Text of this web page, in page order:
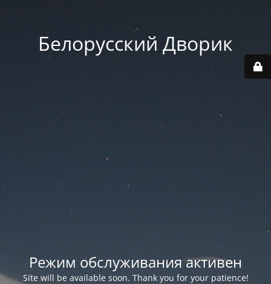
Белорусский Дворик
Режим обслуживания активен
Site will be available soon. Thank you for your patience!